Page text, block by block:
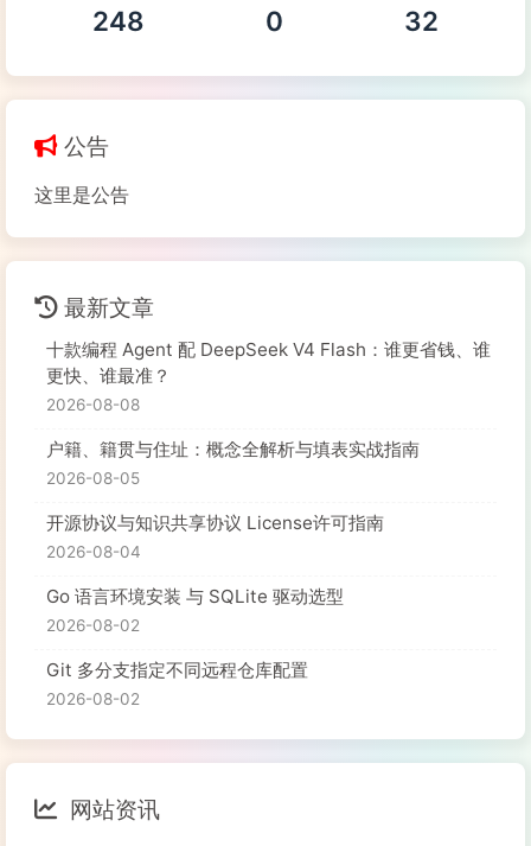
248 0 32
公告
这里是公告
最新文章
十款编程 Agent 配 DeepSeek V4 Flash：谁更省钱、谁
更快、谁最准？
2026-08-08
户籍、籍贯与住址：概念全解析与填表实战指南
2026-08-05
开源协议与知识共享协议 License许可指南
2026-08-04
Go 语言环境安装 与 SQLite 驱动选型
2026-08-02
Git 多分支指定不同远程仓库配置
2026-08-02
网站资讯